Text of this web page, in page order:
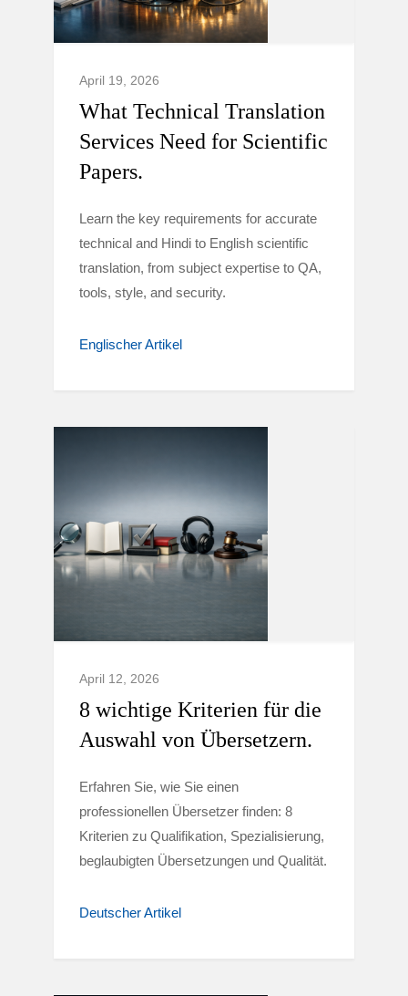
April 19, 2026
What Technical Translation
Services Need for Scientific
Papers.
Learn the key requirements for accurate
technical and Hindi to English scientific
translation, from subject expertise to QA,
tools, style, and security.
Englischer Artikel
April 12, 2026
8 wichtige Kriterien für die
Auswahl von Übersetzern.
Erfahren Sie, wie Sie einen
professionellen Übersetzer finden: 8
Kriterien zu Qualifikation, Spezialisierung,
beglaubigten Übersetzungen und Qualität.
Deutscher Artikel